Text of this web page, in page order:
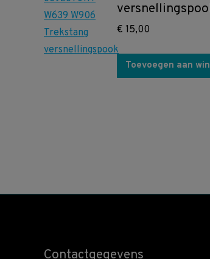
€ 15,00
Toevoegen aan
Contactgegevens